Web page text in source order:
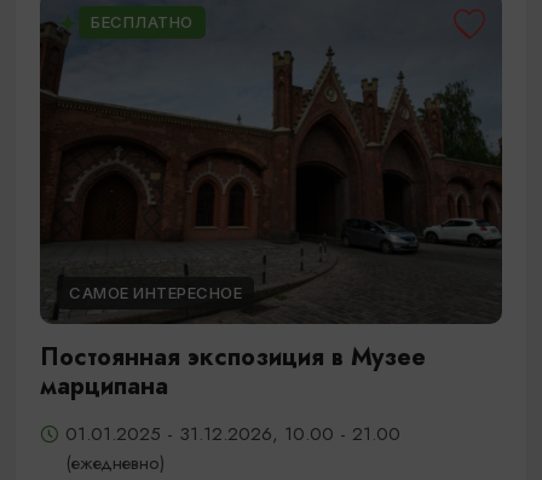
БЕСПЛАТНО
САМОЕ ИНТЕРЕСНОЕ
Постоянная экспозиция в Музее
марципана
01.01.2025 - 31.12.2026, 10.00 - 21.00
(ежедневно)